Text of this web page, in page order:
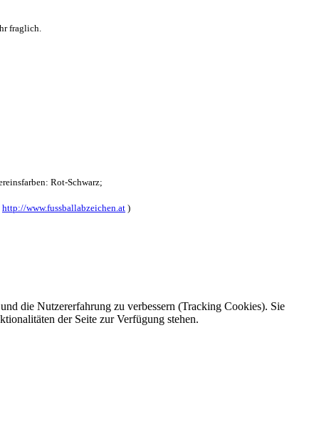
die Nutzererfahrung zu verbessern (Tracking Cookies). Sie
der Seite zur Verfügung stehen.
fraglich.
Rot-Schwarz;
http://www.fussballabzeichen.at )